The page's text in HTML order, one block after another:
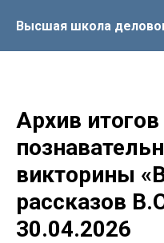
Высшая школа
Архив
викторины
рассказов
30.04.2026